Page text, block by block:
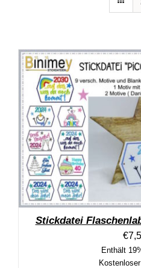
Stickdatei
€
Enthält